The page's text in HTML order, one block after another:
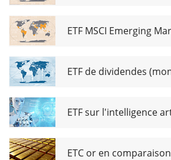
ETC or en comparaison